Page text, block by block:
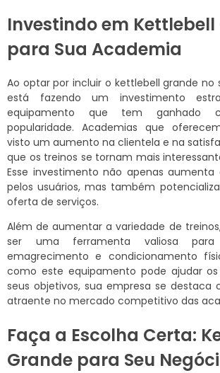
Investindo em
para Sua Academia
Ao optar por incluir o kettlebell grande no
está fazendo um investimento
equipamento que tem ganhado
popularidade. Academias que
visto um aumento na clientela e na
que os treinos se tornam mais
Esse investimento não apenas aumenta
pelos usuários, mas também
oferta de serviços.
Além de aumentar a variedade de
ser uma ferramenta valiosa para
emagrecimento e condicionamento
como este equipamento pode ajudar
seus objetivos, sua empresa se destaca
atraente no mercado competitivo das
Faça a Escolha Certa:
Grande para Seu